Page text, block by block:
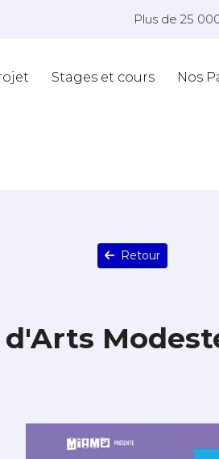
Plus de 25
Stages et cours Nos
Retour